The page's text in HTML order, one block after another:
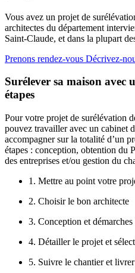
Vous avez un projet de
architectes du département
Saint-Claude, et dans la plupart
Prenons rendez-vous Décrivez-
Surélever sa maison avec
étapes
Pour votre projet de surélévation
pouvez travailler avec un cabinet
accompagner sur la totalité d’un
étapes : conception, obtention du
des entreprises et/ou gestion du
1. Mettre au point votre
2. Choisir le bon architecte
3. Conception et
4. Détailler le projet et
5. Suivre le chantier et